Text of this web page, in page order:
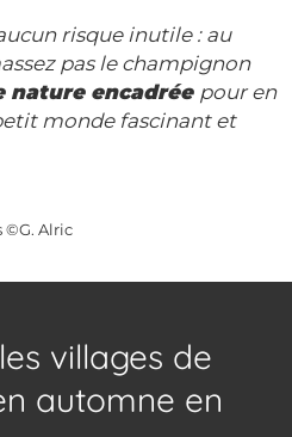
Alric
risque inutile : au
pas le champignon
nature encadrée pour en
monde fascinant et
villages de
automne en